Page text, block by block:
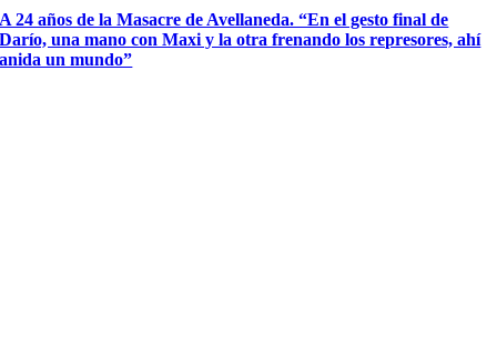
A 24 años de la Masacre de Avellaneda. “En el gesto final de
Darío, una mano con Maxi y la otra frenando los represores, ahí
anida un mundo”